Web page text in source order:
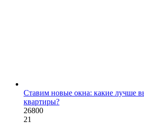
Ставим новые окна: какие лучше
квартиры?
26800
21